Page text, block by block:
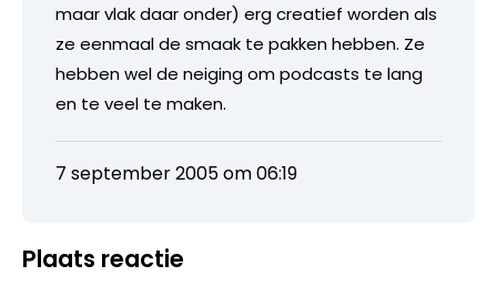
maar vlak daar onder) erg creatief worden als
ze eenmaal de smaak te pakken hebben. Ze
hebben wel de neiging om podcasts te lang
en te veel te maken.
7 september 2005 om 06:19
Plaats reactie